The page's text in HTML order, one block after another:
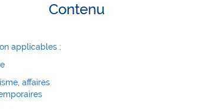
Contenu
applicables :
affaires